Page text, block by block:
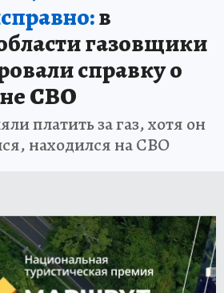
в
газовщики
справку о
СВО
платить за газ, хотя он
находился на СВО